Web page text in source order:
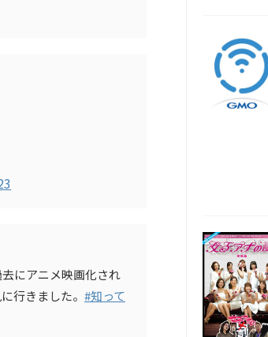
にアニメ映画化され
行きました。 #知って